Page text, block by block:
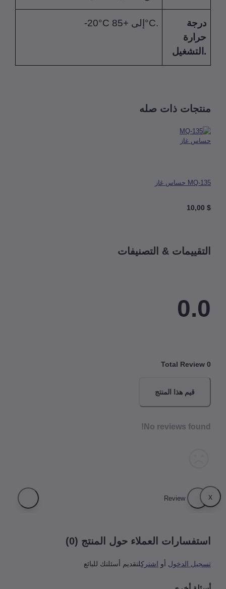
ذات صله
& التصنيفات
Total
قيم هذا المنتج
No reviews
العملاء حول المنتج (0)
الدخول أو اشترك لتقديم أسئلتك للبائع